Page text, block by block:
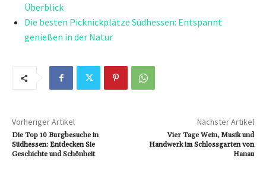
Überblick
Die besten Picknickplätze Südhessen: Entspannt
genießen in der Natur
Vorheriger Artikel
Die Top 10 Burgbesuche in
Südhessen: Entdecken Sie
Geschichte und Schönheit
Nächster Artikel
Vier Tage Wein, Musik und
Handwerk im Schlossgarten von
Hanau